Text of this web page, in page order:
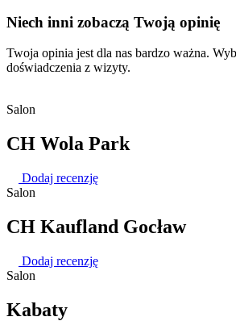
Niech inni zobaczą Twoją opinię
Twoja opinia jest dla nas bardzo ważna.
doświadczenia z wizyty.
Salon
CH Wola Park
Dodaj recenzję
Salon
CH Kaufland Gocław
Dodaj recenzję
Salon
Kabaty